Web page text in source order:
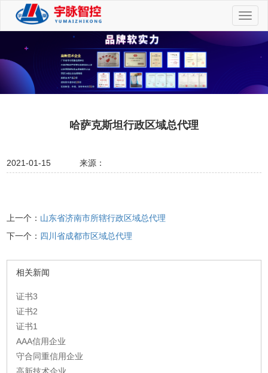
切
换
哈萨克斯坦行政区域总代理
2021-01-15 来源：
上一个： 山东省济南市所辖行政区域总代理
下一个： 四川省成都市区域总代理
相关新闻
证书3
证书2
证书1
AAA信用企业
守合同重信用企业